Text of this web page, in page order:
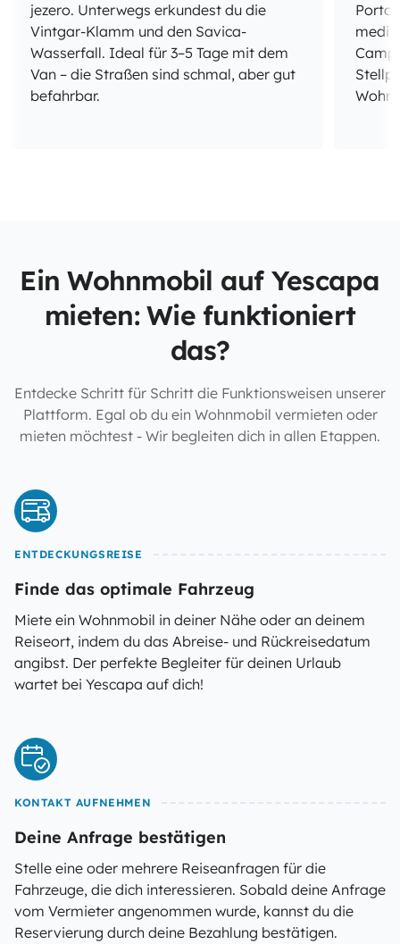
jezero. Unterwegs erkundest du die
Vintgar-Klamm und den Savica-
Wasserfall. Ideal für 3–5 Tage mit dem
Van – die Straßen sind schmal, aber gut
befahrbar.
Ein Wohnmobil auf Yescapa
mieten: Wie funktioniert
das?
Entdecke Schritt für Schritt die Funktionsweisen unserer
Plattform. Egal ob du ein Wohnmobil vermieten oder
mieten möchtest - Wir begleiten dich in allen Etappen.
ENTDECKUNGSREISE
Finde das optimale Fahrzeug
Miete ein Wohnmobil in deiner Nähe oder an deinem
Reiseort, indem du das Abreise- und Rückreisedatum
angibst. Der perfekte Begleiter für deinen Urlaub
wartet bei Yescapa auf dich!
KONTAKT AUFNEHMEN
Deine Anfrage bestätigen
Stelle eine oder mehrere Reiseanfragen für die
Fahrzeuge, die dich interessieren. Sobald deine Anfrage
vom Vermieter angenommen wurde, kannst du die
Reservierung durch deine Bezahlung bestätigen.